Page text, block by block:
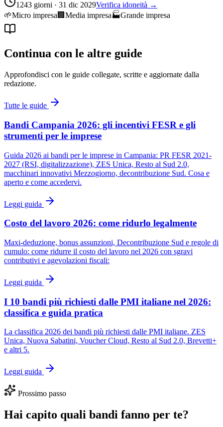
1243 giorni · 31 dic 2029Verifica idoneità →
🌱Micro impresa 🏢 Media impresa🏭Grande impresa
Continua con le altre guide
Approfondisci con le guide collegate, scritte e aggiornate dalla
redazione.
Tutte le guide
Bandi Campania 2026: gli incentivi FESR e gli
strumenti per le imprese
Guida 2026 ai bandi per le imprese in Campania: PR FESR 2021-
2027 (RSI, digitalizzazione), ZES Unica, Resto al Sud 2.0,
macchinari innovativi Mezzogiorno, decontribuzione Sud. Cosa e
aperto e come accedervi.
Leggi guida
Costo del lavoro 2026: come ridurlo legalmente
Maxi-deduzione, bonus assunzioni, Decontribuzione Sud e regole di
cumulo: come ridurre il costo del lavoro nel 2026 con sgravi
contributivi e agevolazioni fiscali:
Leggi guida
I 10 bandi più richiesti dalle PMI italiane nel 2026:
classifica e guida pratica
La classifica 2026 dei bandi più richiesti dalle PMI italiane. ZES
Unica, Nuova Sabatini, Voucher Cloud, Resto al Sud 2.0, Brevetti+
e altri 5.
Leggi guida
Prossimo passo
Hai capito quali bandi fanno per te?